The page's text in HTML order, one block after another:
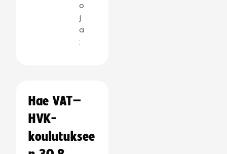
o
j
a
:
Hae VAT–
HVK-
koulutuksee